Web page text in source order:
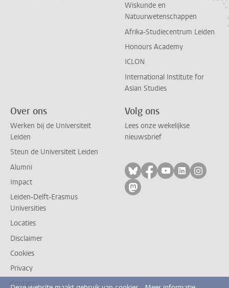
Wiskunde en
Natuurwetenschappen
Afrika-Studiecentrum Leiden
Honours Academy
ICLON
International Institute for
Asian Studies
Over ons
Werken bij de Universiteit
Leiden
Steun de Universiteit Leiden
Alumni
Impact
Leiden-Delft-Erasmus
Universities
Locaties
Disclaimer
Cookies
Privacy
Contact
Volg ons
Lees onze wekelijkse
nieuwsbrief
Volg ons op bluesky
Volg ons op
Volg ons op
Volg ons
Volg
Volg ons op mastodon